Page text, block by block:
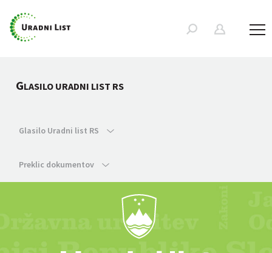
GLASILO URADNI LIST RS
Glasilo Uradni list RS
Preklic dokumentov